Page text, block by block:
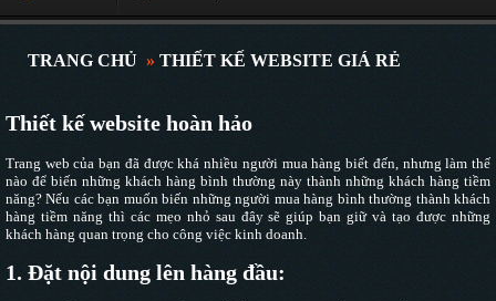
TRANG CHỦ » THIẾT KẾ WEBSITE GIÁ RẺ
Thiết kế website hoàn hảo
Trang web của bạn đã được khá nhiều người mua hàng biết đến, nhưng làm thế
nào để biến những khách hàng bình thường này thành những khách hàng tiềm
năng? Nếu các bạn muốn biến những người mua hàng bình thường thành khách
hàng tiềm năng thì các mẹo nhỏ sau đây sẽ giúp bạn giữ và tạo được những
khách hàng quan trọng cho công việc kinh doanh.
1. Đặt nội dung lên hàng đầu: